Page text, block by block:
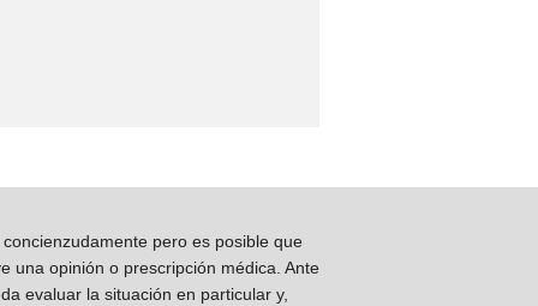
pero es posible que
una opinión o prescripción médica. Ante
evaluar la situación en particular y,